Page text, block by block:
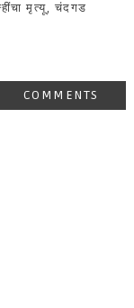
मृत्यू, चंदगड
COMMENTS